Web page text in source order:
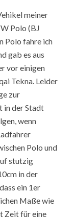
meiner
Polo (BJ
Polo fahre ich
gab es aus
vor einigen
Tekna. Leider
zur
in der Stadt
wenn
Polo und
stutzig
in der
ein 1er
Maße wie
Zeit für eine